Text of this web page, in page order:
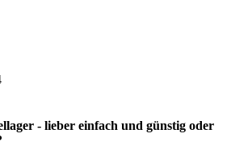
- lieber einfach und günstig oder